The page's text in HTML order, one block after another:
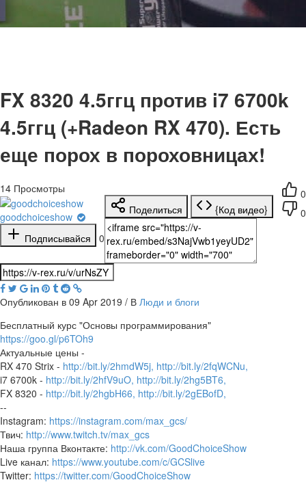
FX 8320 4.5ггц против i7 6700k
4.5ггц (+Radeon RX 470). Есть
еще порох в пороховницах!
0
0
14 Просмотры
goodchoiceshow
Подписывайся
0
Поделиться {Код видео}
Опубликован в 09 Apr 2019 / В Люди и блоги
Бесплатный курс "Основы программирования"
https://goo.gl/p6TOh9
Актуальные цены -
RX 470 Strix - http://bit.ly/2hmdW5j, http://bit.ly/2fqWCNu,
i7 6700k - http://bit.ly/2hfV9uO, http://bit.ly/2hg5BT6,
FX 8320 - http://bit.ly/2hgbH66, http://bit.ly/2gEBofD,
--
Instagram: https://instagram.com/max_gcs/
Твич: http://www.twitch.tv/max_gcs
Наша группа Вконтакте: http://vk.com/GoodChoiceShow
Live канал: https://www.youtube.com/c/GCSlive
Twitter: https://twitter.com/GoodChoiceShow